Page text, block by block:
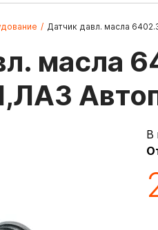
/ Датчик давл. масла
масла
В